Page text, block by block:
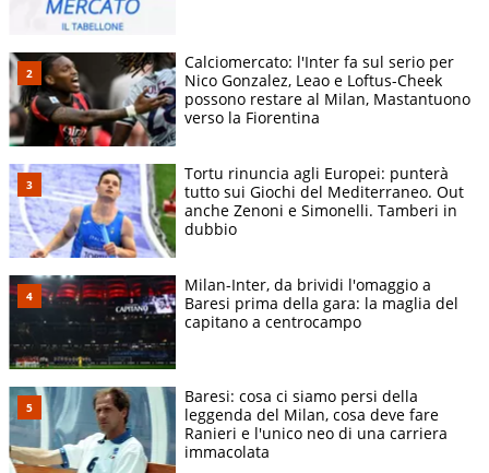
Calciomercato: l'Inter fa sul serio per
Nico Gonzalez, Leao e Loftus-Cheek
possono restare al Milan, Mastantuono
verso la Fiorentina
Tortu rinuncia agli Europei: punterà
tutto sui Giochi del Mediterraneo. Out
anche Zenoni e Simonelli. Tamberi in
dubbio
Milan-Inter, da brividi l'omaggio a
Baresi prima della gara: la maglia del
capitano a centrocampo
Baresi: cosa ci siamo persi della
leggenda del Milan, cosa deve fare
Ranieri e l'unico neo di una carriera
immacolata